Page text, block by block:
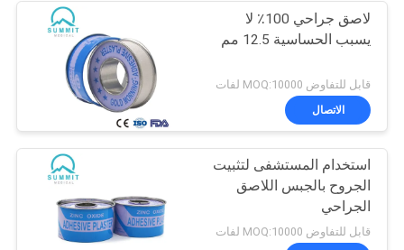
لاصق جراحي 100٪ لا
يسبب الحساسية 12.5 مم
قابل للتفاوض MOQ:10000 لفات
الاتصال
استخدام المستشفى لتثبيت
الجروح بالجبس اللاصق
الجراحي
قابل للتفاوض MOQ:10000 لفات